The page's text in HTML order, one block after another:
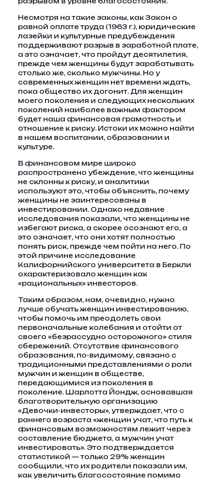
Несмотря на такие законы, как Закон о
равной оплате труда (1963 г.), юридические
лазейки и культурные предубеждения
поддерживают разрыв в заработной плате,
а это означает, что пройдут десятилетия,
прежде чем женщины будут зарабатывать
столько же, сколько мужчины. Но у
современных женщин нет времени ждать,
пока общество их догонит. Для женщин
моего поколения и следующих нескольких
поколений наиболее важным фактором
будет наша финансовая грамотность и
отношение к риску. Истоки их можно найти
в нашем воспитании, образовании и
культуре.
В финансовом мире широко
распространено убеждение, что женщины
не склонны к риску, и аналитики
используют это, чтобы объяснить, почему
женщины не заинтересованы в
инвестировании. Однако недавние
исследования показали, что женщины не
избегают риска, а скорее осознают его, а
это означает, что они хотят полностью
понять риск, прежде чем пойти на него. По
этой причине исследование
Калифорнийского университета в Беркли
охарактеризовало женщин как
«рациональных» инвесторов.
Таким образом, нам, очевидно, нужно
лучше обучать женщин инвестированию,
чтобы помочь им преодолеть свои
первоначальные колебания и отойти от
своего «безрассудно осторожного» стиля
сбережений. Отсутствие финансового
образования, по-видимому, связано с
традиционными представлениями о роли
мужчин и женщин в обществе,
передающимися из поколения в
поколение. Шарлотта Йондж, основавшая
благотворительную организацию
«Девочки-инвесторы», утверждает, что с
раннего возраста «женщин учат, что путь к
финансовым возможностям лежит через
составление бюджета, а мужчин учат
инвестировать». Это подтверждается
статистикой — только 29% женщин
сообщили, что их родители показали им,
как увеличить благосостояние помимо